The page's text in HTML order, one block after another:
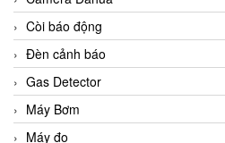
Còi báo động
Đèn cảnh báo
Gas Detector
Máy Bơm
Máy đo